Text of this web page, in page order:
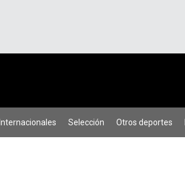
Internacionales Selección Otros deportes